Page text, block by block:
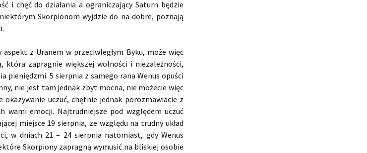
i chęć do działania a ograniczający Saturn będzie
Skorpionom wyjdzie do na dobre, poznają
z Uranem w przeciwległym Byku, może więc
zapragnie większej wolności i niezależności,
pieniędzmi. 5 sierpnia z samego rana Wenus opuści
nie jest tam jednak zbyt mocna, nie możecie więc
uczuć, chętnie jednak porozmawiacie z
wami emocji. Najtrudniejsze pod względem uczuć
miejsce 19 sierpnia, ze względu na trudny układ
w dniach 21 – 24 sierpnia natomiast, gdy Wenus
Skorpiony zapragną wymusić na bliskiej osobie